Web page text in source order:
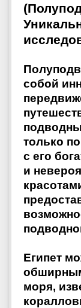
собой
только
с его
и
Египет
моря,